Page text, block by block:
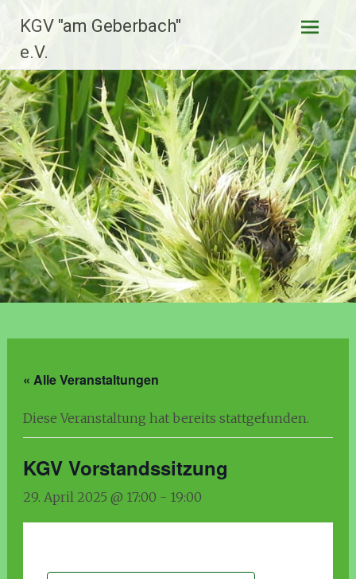
Inhalt
springen
KGV "am Geberbach"
e.V.
« Alle Veranstaltungen
Diese Veranstaltung hat bereits stattgefunden.
KGV Vorstandssitzung
29. April 2025 @ 17:00 - 19:00